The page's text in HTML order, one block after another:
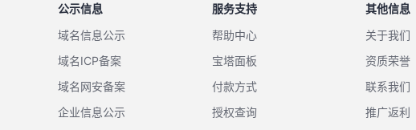
公示信息
域名信息公示
域名ICP备案
域名网安备案
企业信息公示
服务支持
帮助中心
宝塔面板
付款方式
授权查询
其他信息
关于我们
资质荣誉
联系我们
推广返利